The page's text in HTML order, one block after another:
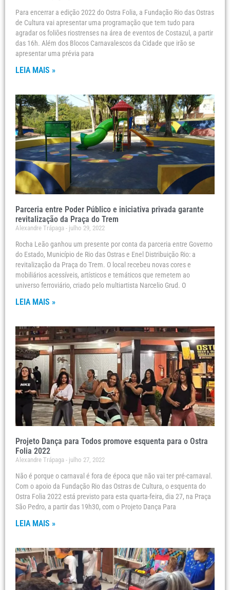
Para encerrar a edição 2022 do Ostra Folia, a Fundação Rio das Ostras
de Cultura vai apresentar uma programação que tem tudo para
agradar os foliões riostrenses na área de eventos de Costazul, a partir
das 16h. Além dos Blocos Carnavalescos da Cidade que irão se
apresentar uma prévia para
LEIA MAIS »
Parceria entre Poder Público e iniciativa privada garante
revitalização da Praça do Trem
Alexandre Trápaga julho 29, 2022
Rocha Leão ganhou um presente por conta da parceria entre Governo
do Estado, Município de Rio das Ostras e Enel Distribuição Rio: a
revitalização da Praça do Trem. O local recebeu novas cores e
mobiliários acessíveis, artísticos e temáticos que remetem ao
universo ferroviário, criado pelo multiartista Narcelio Grud. O
LEIA MAIS »
Projeto Dança para Todos promove esquenta para o Ostra
Folia 2022
Alexandre Trápaga julho 27, 2022
Não é porque o carnaval é fora de época que não vai ter pré-carnaval.
Com o apoio da Fundação Rio das Ostras de Cultura, o esquenta do
Ostra Folia 2022 está previsto para esta quarta-feira, dia 27, na Praça
São Pedro, a partir das 19h30, com o Projeto Dança Para
LEIA MAIS »